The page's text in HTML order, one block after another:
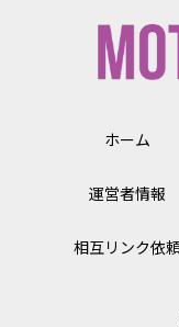
ホーム
運営者情報
相互リンク依